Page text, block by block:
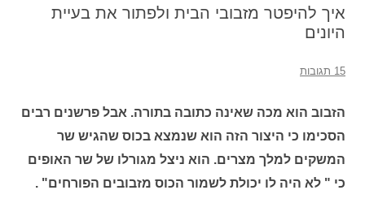
איך להיפטר מזבובי הבית ולפתור את בעיית
היונים
15 תגובות
הזבוב הוא מכה שאינה כתובה בתורה. אבל פרשנים רבים
הסכימו כי היצור הזה הוא שנמצא בכוס שהגיש שר
המשקים למלך מצרים. הוא ניצל מגורלו של שר האופים
כי " לא היה לו יכולת לשמור הכוס מזבובים הפורחים" .